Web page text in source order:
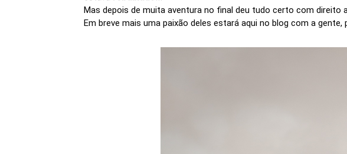
Mas depois de muita aventura no final deu tudo certo com direito
Em breve mais uma paixão deles estará aqui no blog com a